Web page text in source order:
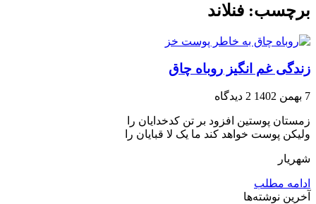
برچسب: فنلاند
زندگی غم انگیز روباه چاق
7 بهمن 1402 2 دیدگاه
زمستان پوستین افزود بر تن کدخدایان را
ولیکن پوست خواهد کند ما یک لا قبایان را
شهریار
ادامه مطلب
آخرین نوشته‌ها